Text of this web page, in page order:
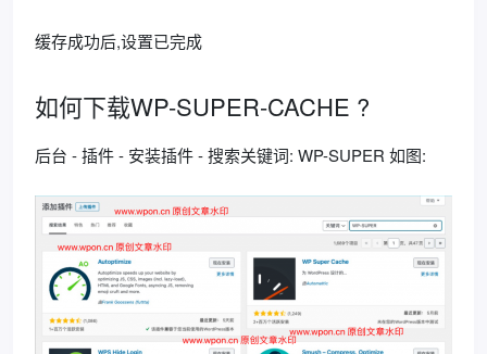
缓存成功后,设置已完成
如何下载WP-SUPER-CACHE ?
后台 - 插件 - 安装插件 - 搜索关键词: WP-SUPER 如图: